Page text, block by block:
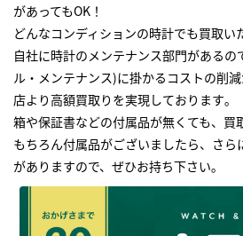
があってもOK！
どんなコンディションの時計でも買取い
自社に時計のメンテナンス部門があるの
ル・メンテナンス)に掛かるコストの削
店より高額買取りを実現しております｡
箱や保証書などの付属品が無くても、買
もちろん付属品がございましたら、さら
がありますので、ぜひお持ち下さい｡